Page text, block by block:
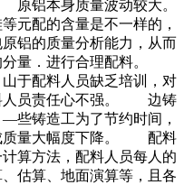
铝本身质量波动较大。
元配的含量是不一样的，
铝的质量分析能力，从而
分量．进行合理配料。
于配料人员缺乏培训，对
人员责任心不强。 边铸
些铸造工为了节约时间，
质量大幅度下降。 配料
算方法，配料人员每人的
估算、地面演算等，且各